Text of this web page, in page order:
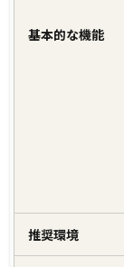
基本的な機能
推奨環境